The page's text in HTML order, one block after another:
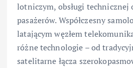
lotniczym, obsługi technicznej
pasażerów. Współczesny
latającym węzłem
różne technologie – od
satelitarne łącza